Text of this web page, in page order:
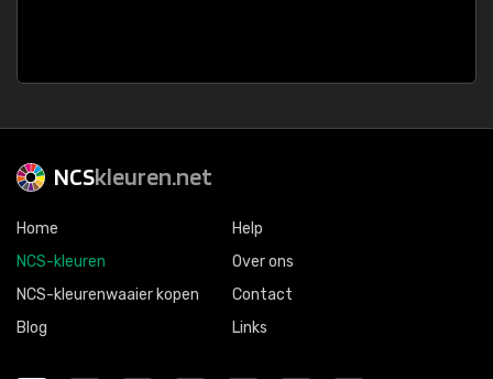
NCSkleuren.net
Home
NCS-kleuren
NCS-kleurenwaaier kopen
Blog
Help
Over ons
Contact
Links